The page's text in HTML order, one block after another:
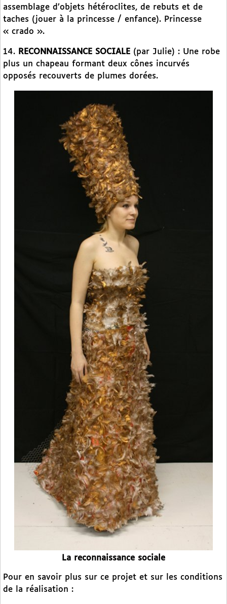
assemblage d’objets hétéroclites, de rebuts et de
taches (jouer à la princesse / enfance). Princesse
« crado ».
14. RECONNAISSANCE SOCIALE (par Julie) : Une robe
plus un chapeau formant deux cônes incurvés
opposés recouverts de plumes dorées.
La reconnaissance sociale
Pour en savoir plus sur ce projet et sur les conditions
de la réalisation :